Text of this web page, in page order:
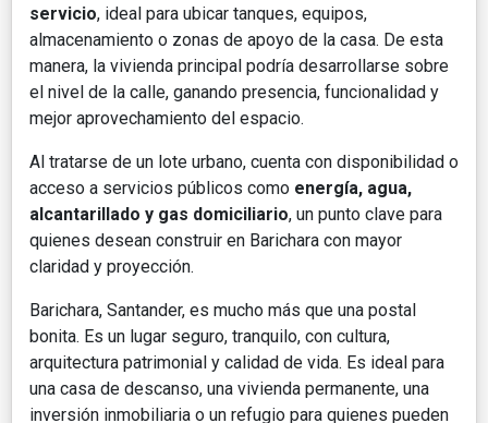
servicio, ideal para ubicar tanques, equipos,
almacenamiento o zonas de apoyo de la casa. De esta
manera, la vivienda principal podría desarrollarse sobre
el nivel de la calle, ganando presencia, funcionalidad y
mejor aprovechamiento del espacio.
Al tratarse de un lote urbano, cuenta con disponibilidad o
acceso a servicios públicos como energía, agua,
alcantarillado y gas domiciliario, un punto clave para
quienes desean construir en Barichara con mayor
claridad y proyección.
Barichara, Santander, es mucho más que una postal
bonita. Es un lugar seguro, tranquilo, con cultura,
arquitectura patrimonial y calidad de vida. Es ideal para
una casa de descanso, una vivienda permanente, una
inversión inmobiliaria o un refugio para quienes pueden